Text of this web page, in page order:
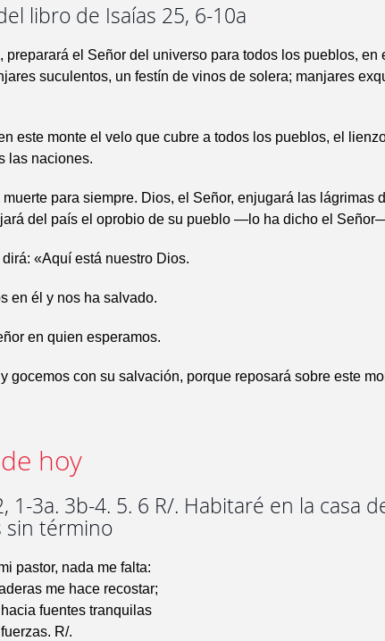
libro de Isaías 25, 6-10a
preparará el Señor del universo para todos los pueblos, en
suculentos, un festín de vinos de solera; manjares
este monte el velo que cubre a todos los pueblos, el
las naciones.
para siempre. Dios, el Señor, enjugará las lágrimas
del país el oprobio de su pueblo —lo ha dicho el
«Aquí está nuestro Dios.
en él y nos ha salvado.
en quien esperamos.
gocemos con su salvación, porque reposará sobre este
hoy
1-3a. 3b-4. 5. 6 R/. Habitaré en la casa
sin término
pastor, nada me falta:
me hace recostar;
fuentes tranquilas
R/.